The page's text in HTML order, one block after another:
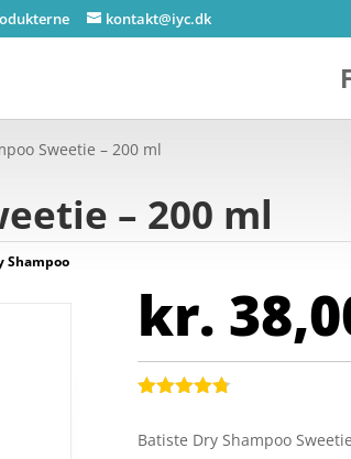
kontakt@iyc.dk
Sweetie – 200 ml
– 200 ml
Shampoo
kr.
ud af 5
Batiste Dry Shampoo